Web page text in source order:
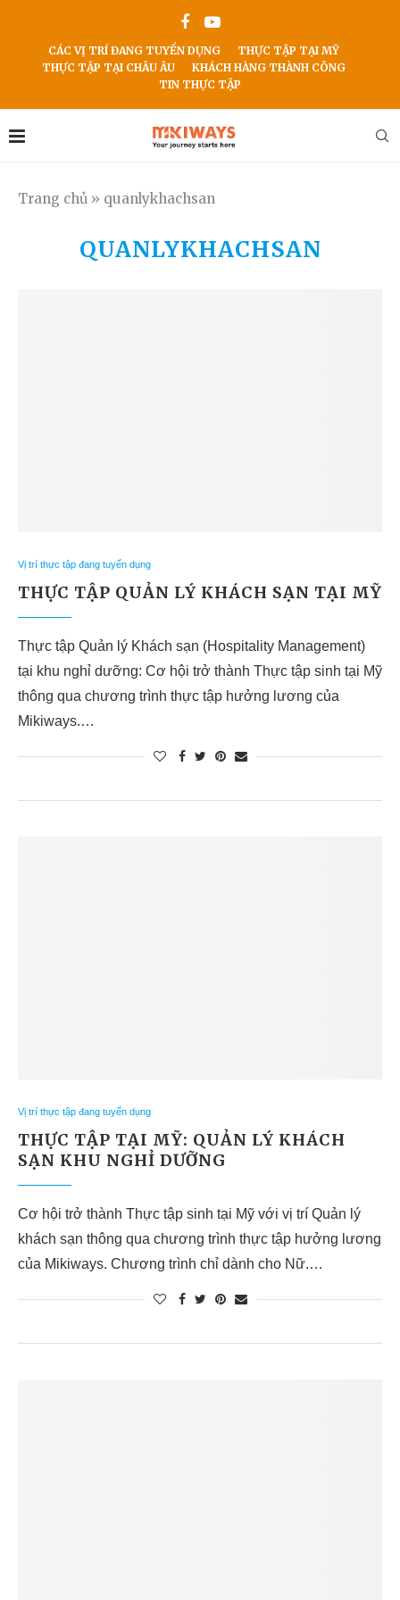
CÁC VỊ TRÍ ĐANG TUYỂN DỤNG
THỰC TẬP TẠI MỸ
THỰC TẬP TẠI CHÂU ÂU
KHÁCH HÀNG THÀNH CÔNG
TIN THỰC TẬP
Trang chủ » quanlykhachsan
QUANLYKHACHSAN
Vị trí thực tập đang tuyển dụng
THỰC TẬP QUẢN LÝ KHÁCH SẠN TẠI MỸ
Thực tập Quản lý Khách sạn (Hospitality Management)
tại khu nghỉ dưỡng: Cơ hội trở thành Thực tập sinh tại Mỹ
thông qua chương trình thực tập hưởng lương của
Mikiways.…
Vị trí thực tập đang tuyển dụng
THỰC TẬP TẠI MỸ: QUẢN LÝ KHÁCH
SẠN KHU NGHỈ DƯỠNG
Cơ hội trở thành Thực tập sinh tại Mỹ với vị trí Quản lý
khách sạn thông qua chương trình thực tập hưởng lương
của Mikiways. Chương trình chỉ dành cho Nữ.…